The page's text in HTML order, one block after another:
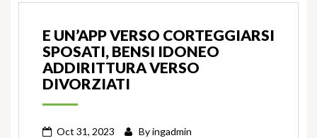
E UN’APP VERSO CORTEGGIARSI
SPOSATI, BENSI IDONEO
ADDIRITTURA VERSO
DIVORZIATI
Oct 31, 2023 Byingadmin